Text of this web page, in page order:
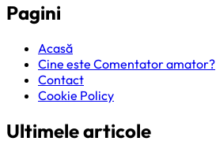
Pagini
Acasă
Cine este Comentator amator?
Contact
Cookie Policy
Ultimele articole